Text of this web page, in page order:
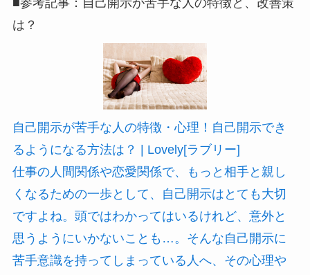
は？
自己開示が苦手な人の特徴・心理！自己開示でき
るようになる方法は？ | Lovely[ラブリー]
仕事の人間関係や恋愛関係で、もっと相手と親し
くなるための一歩として、自己開示はとても大切
ですよね。頭ではわかってはいるけれど、意外と
思うようにいかないことも…。そんな自己開示に
苦手意識を持ってしまっている人へ、その心理や